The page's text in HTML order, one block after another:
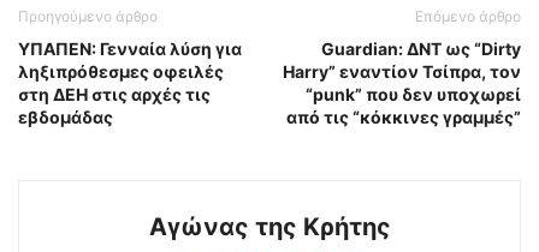
Προηγούμενο άρθρο
ΥΠΑΠΕΝ: Γενναία λύση για
ληξιπρόθεσμες οφειλές
στη ΔΕΗ στις αρχές τις
εβδομάδας
Επόμενο άρθρο
Guardian: ΔΝΤ ως “Dirty
Harry” εναντίον Τσίπρα, τον
“punk” που δεν υποχωρεί
από τις “κόκκινες γραμμές”
Αγώνας της Κρήτης